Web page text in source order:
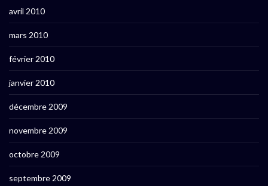
avril 2010
mars 2010
février 2010
janvier 2010
décembre 2009
novembre 2009
octobre 2009
septembre 2009